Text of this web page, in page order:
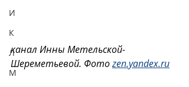
И
К
Л
М
канал Инны Метельской-
Шереметьевой. Фото zen.yandex.ru